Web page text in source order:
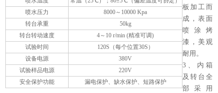
喷水压力
8000～10000 Kpa
转台承重
50kg
转台转动速度
4～10 r/min (精准可调)
试验时间
120S（每个位置30S）
设备电源
380V
试验样品电源
220V
安全保护功能
漏电保护、缺水保护、短路保护
板加工而
成，表面
喷涂烤
漆，美观
耐用。
3、内箱
及转台全
部采用